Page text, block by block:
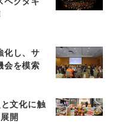
化し、サ
会を模索
文化に触
開